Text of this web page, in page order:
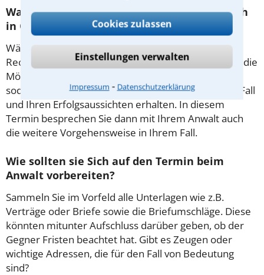
Cookies zulassen
Einstellungen verwalten
Impressum ⁃ Datenschutzerklärung
Was passiert beim anwaltlichen Erstgespräch
in Oberhausen?
Während des ersten Gesprächs mit Ihrem
Rechtsanwalt für Revision in Oberhausen haben Sie die
Möglichkeit, in Ruhe den Sachverhalt zu schildern,
sodass Sie eine qualifizierte Einschätzung zu Ihrem Fall
und Ihren Erfolgsaussichten erhalten. In diesem
Termin besprechen Sie dann mit Ihrem Anwalt auch
die weitere Vorgehensweise in Ihrem Fall.
Wie sollten sie Sich auf den Termin beim
Anwalt vorbereiten?
Sammeln Sie im Vorfeld alle Unterlagen wie z.B.
Verträge oder Briefe sowie die Briefumschläge. Diese
könnten mitunter Aufschluss darüber geben, ob der
Gegner Fristen beachtet hat. Gibt es Zeugen oder
wichtige Adressen, die für den Fall von Bedeutung
sind?